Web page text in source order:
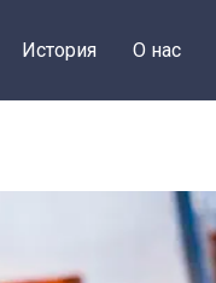
История О нас